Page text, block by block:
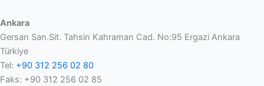
Ankara
Gersan San.Sit. Tahsin Kahraman Cad. No:95 Ergazi Ankara
Türkiye
Tel: +90 312 256 02 80
Faks: +90 312 256 02 85